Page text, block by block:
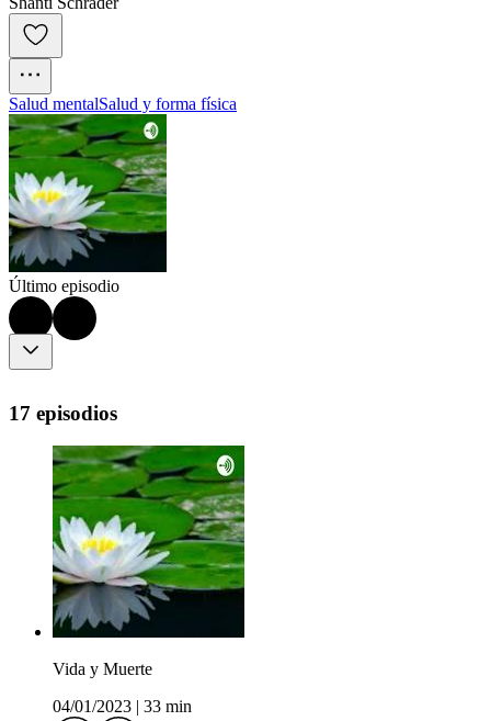
Salud mentalSalud y forma física
Último episodio
17 episodios
Vida y Muerte
04/01/2023
33 min